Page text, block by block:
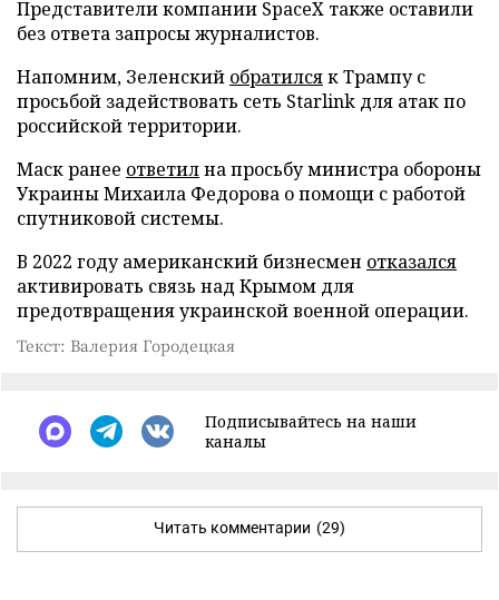
Представители компании SpaceX также оставили
без ответа запросы журналистов.
Напомним, Зеленский обратилсяк Трампу с
просьбой задействовать сеть Starlink для атак по
российской территории.
Маск ранее ответилна просьбу министра обороны
Украины Михаила Федорова о помощи с работой
спутниковой системы.
В 2022 году американский бизнесмен отказался
активировать связь над Крымом для
предотвращения украинской военной операции.
Текст: Валерия Городецкая
Подписывайтесь на наши
каналы
Читать комментарии (29)